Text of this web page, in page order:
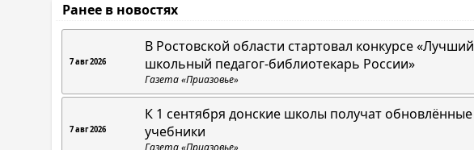
Ранее в новостях
7 авг 2026
В Ростовской области стартовал конкурсе «Лучший
школьный педагог-библиотекарь России»
Газета «Приазовье»
7 авг 2026
К 1 сентября донские школы получат обновлённые
учебники
Газета «Приазовье»